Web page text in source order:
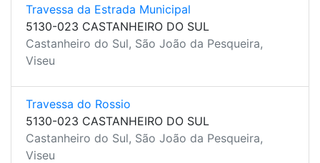
Travessa da Estrada Municipal
5130-023 CASTANHEIRO DO SUL
Castanheiro do Sul, São João da Pesqueira,
Viseu
Travessa do Rossio
5130-023 CASTANHEIRO DO SUL
Castanheiro do Sul, São João da Pesqueira,
Viseu